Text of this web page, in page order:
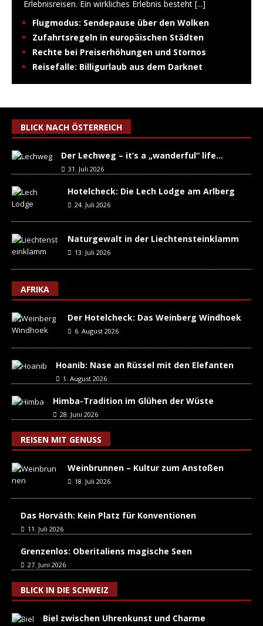
Erlebnisreisen. Ein wirkliches Erlebnis besteht [...]
Flugmodus: Sendepause über den Wolken
Zufahrtsregeln in europäischen Städten
Rechte bei Preiserhöhungen und Stornos
Reisefalle: Billigurlaub aus dem Darknet
BLICK NACH ÖSTERREICH
Der Lechweg – it’s a „wanderful“ life…
31. Juli 2026
Hotelcheck: Die Lech Lodge am Arlberg
24. Juli 2026
Naturgewalt in der Liechtensteinklamm
13. Juli 2026
AFRIKA
Der Hotelcheck: Das Weinberg Windhoek
6. August 2026
Hoanib: Nase an Rüssel mit den Elefanten
1. August 2026
Himba-Tradition im Glühen der Wüste
28. Juni 2026
REISEN MIT GENUSS
Weinbrunnen – Kultur zum Anstoßen
18. Juli 2026
Das Horváth: Kein Platz für Konventionen
11. Juli 2026
Grenzenlos: Oberitaliens magische Seen
27. Juni 2026
BLICK IN DIE SCHWEIZ
Biel zwischen Uhrenkunst und Charme